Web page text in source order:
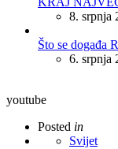
8. srpnja
Što se događa
6. srpnja
youtube
Posted in
Svijet